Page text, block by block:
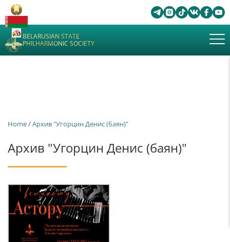
BELARUSIAN STATE
PHILHARMONIC SOCIETY
Home/Архив "Угорцин Денис (баян)"
Архив "Угорцин Денис (баян)"